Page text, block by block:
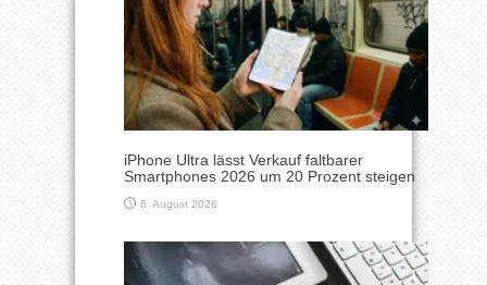
iPhone Ultra lässt Verkauf faltbarer
Smartphones 2026 um 20 Prozent steigen
6. August 2026